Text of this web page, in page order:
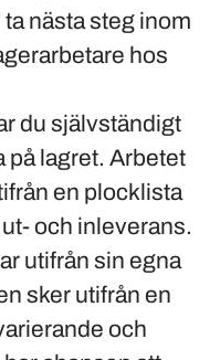
nästa steg inom
hos
du självständigt
på lagret. Arbetet
en plocklista
och inleverans.
utifrån sin egna
sker utifrån en
och